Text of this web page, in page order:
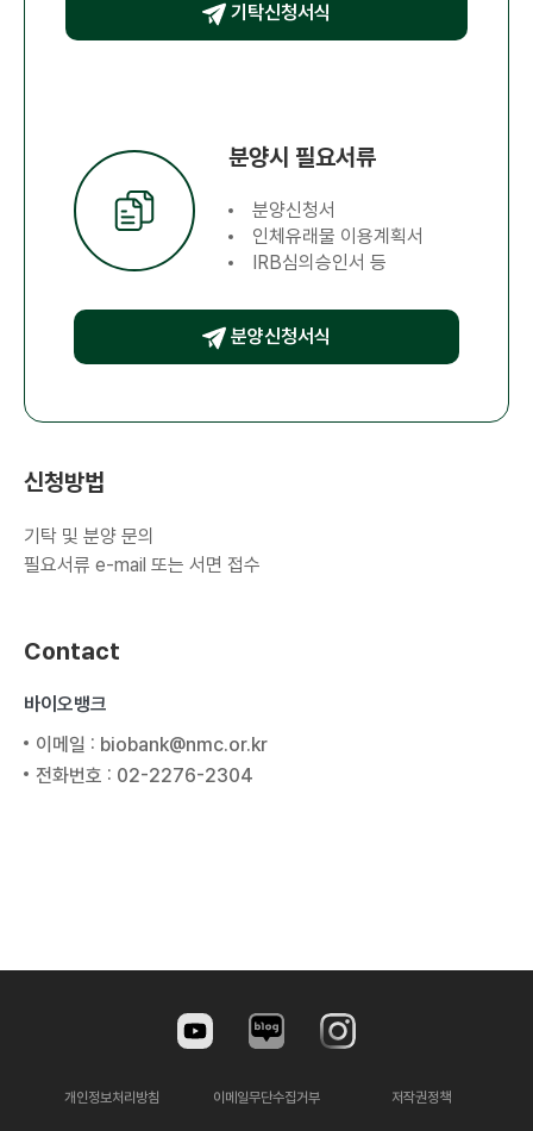
기탁신청서식
분양시 필요서류
분양신청서
인체유래물 이용계획서
IRB심의승인서 등
분양신청서식
신청방법
기탁 및 분양 문의
필요서류 e-mail 또는 서면 접수
Contact
바이오뱅크
이메일 : biobank@nmc.or.kr
전화번호 : 02-2276-2304
개인정보처리방침 이메일무단수집거부 저작권정책